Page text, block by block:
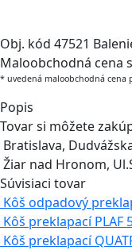
Obj. kód 47521
Maloobchodná cena
* uvedená maloobchodná cena
Popis
Tovar si môžete
Bratislava,
Žiar nad Hronom,
Súvisiaci tovar
Kôš odpadový
Kôš preklapací PLAF
Kôš preklapací